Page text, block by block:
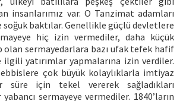
insanlarımız var. O Tanzimat adamları
soğuk baktılar. Genellikle güçlü devletlere
hiç izin vermediler, daha küçük
olan sermayedarlara bazı ufak tefek hafif
yatırımlar yapmalarına izin verdiler.
çok büyük kolaylıklarla imtiyaz
için tekel vererek sağladıkları
sermayeye vermediler. 1840’ların